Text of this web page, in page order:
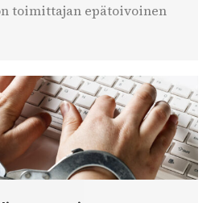
toimittajan epätoivoinen